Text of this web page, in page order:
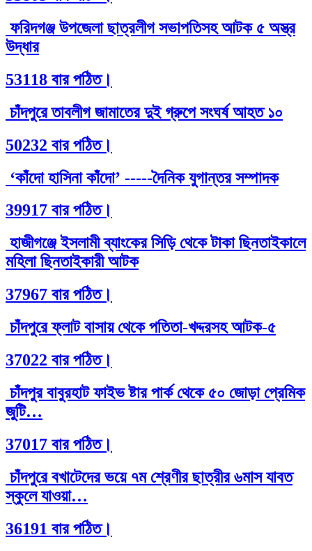
ফরিদগঞ্জ উপজেলা ছাত্রলীগ সভাপতিসহ আটক ৫ অস্ত্র
উদ্ধার
53118 বার পঠিত।
চাঁদপুরে তাবলীগ জামাতের দুই গ্রুপে সংঘর্ষ আহত ১০
50232 বার পঠিত।
‘কাঁদো হাসিনা কাঁদো’ -----দৈনিক যুগান্তর সম্পাদক
39917 বার পঠিত।
হাজীগঞ্জে ইসলামী ব্যাংকের সিড়ি থেকে টাকা ছিনতাইকালে
মহিলা ছিনতাইকারী আটক
37967 বার পঠিত।
চাঁদপুরে ফ্লাট বাসায় থেকে পতিতা-খদ্দরসহ আটক-৫
37022 বার পঠিত।
চাঁদপুর বাবুরহাট ফাইভ ষ্টার পার্ক থেকে ৫০ জোড়া প্রেমিক
জুটি…
37017 বার পঠিত।
চাঁদপুরে বখাটেদের ভয়ে ৭ম শ্রেণীর ছাত্রীর ৬মাস যাবত
স্কুলে যাওয়া…
36191 বার পঠিত।